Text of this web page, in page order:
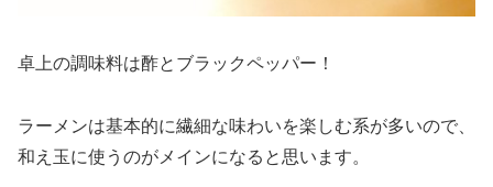
卓上の調味料は酢とブラックペッパー！
ラーメンは基本的に繊細な味わいを楽しむ系が多いので、
和え玉に使うのがメインになると思います。